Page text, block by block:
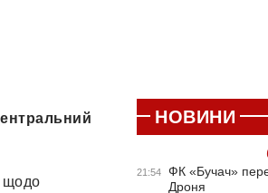
щодо
НОВИНИ
21:54
ФК «Бучач»
Дроня